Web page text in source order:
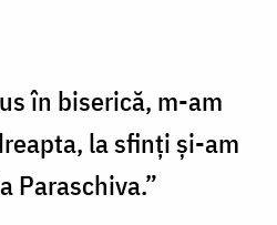
în biserică, m-am
la sfinți și-am
Paraschiva.”